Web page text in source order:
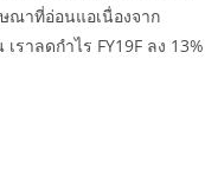
ณาที่อ่อนแอเนื่องจาก
าลดกำไร FY19F ลง 13%